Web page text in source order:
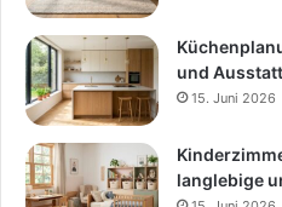
und
15. Juni 2026
langlebige